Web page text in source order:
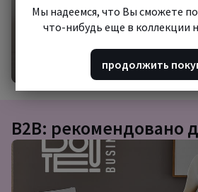
Начать шопинг
B2B: рекомендовано
Подборка
товаров
Мы надеемся, что Вы сможете
что-нибудь еще в коллекции
продолжить